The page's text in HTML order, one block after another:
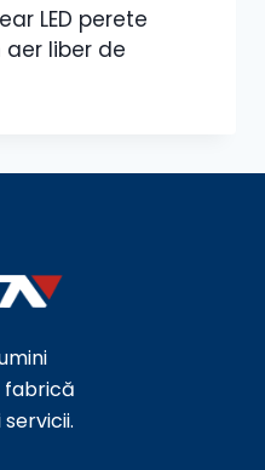
LED perete
liber de
fabrică